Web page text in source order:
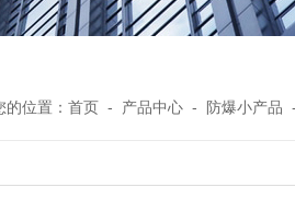
的位置： 首页 - 产品中心 - 防爆小产品